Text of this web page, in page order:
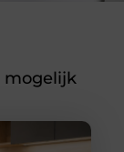
mogelijk